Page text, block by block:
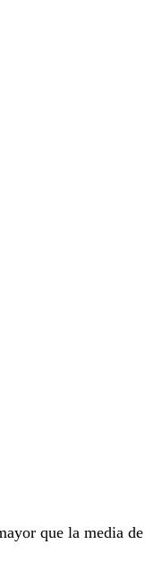
que la media